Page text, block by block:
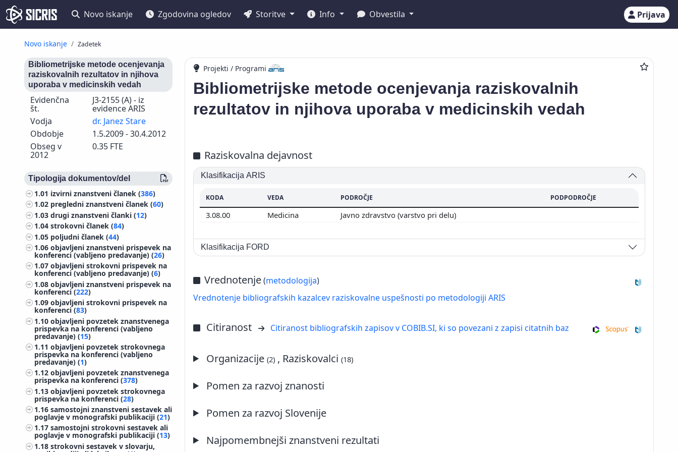
Novo iskanje Zgodovina ogledov Storitve Info Obvestila Prijava
Novo iskanje Zadetek
Bibliometrijske metode ocenjevanja
raziskovalnih rezultatov in njihova
uporaba v medicinskih vedah
Evidenčna
št.
J3-2155 (A) - iz
evidence ARIS
Vodja
dr. Janez Stare
Obdobje
1.5.2009 - 30.4.2012
Obseg v
2012
0.35 FTE
Tipologija dokumentov/del
1.01 izvirni znanstveni članek (386)
1.02 pregledni znanstveni članek (60)
1.03drugi znanstveni članki (12)
1.04strokovni članek (84)
1.05 poljudni članek (44)
1.06objavljeni znanstveni prispevek na
konferenci (vabljeno predavanje) (26)
1.07objavljeni strokovni prispevek na
konferenci (vabljeno predavanje) (6)
1.08objavljeni znanstveni prispevek na
konferenci (222)
1.09objavljeni strokovni prispevek na
konferenci (83)
1.10objavljeni povzetek znanstvenega
prispevka na konferenci (vabljeno
predavanje) (15)
1.11objavljeni povzetek strokovnega
prispevka na konferenci (vabljeno
predavanje) (1)
1.12objavljeni povzetek znanstvenega
prispevka na konferenci (378)
1.13objavljeni povzetek strokovnega
prispevka na konferenci (28)
1.16samostojni znanstveni sestavek ali
poglavje v monografski publikaciji (21)
1.17samostojni strokovni sestavek ali
poglavje v monografski publikaciji (13)
1.18strokovni sestavek v slovarju,
Projekti / Programi
Bibliometrijske metode ocenjevanja raziskovalnih
rezultatov in njihova uporaba v medicinskih vedah
Raziskovalna dejavnost
Klasifikacija ARIS
KODA VEDA PODROČJE PODPODROČJE
3.08.00 Medicina Javno zdravstvo (varstvo pri delu)
Klasifikacija FORD
Vrednotenje(metodologija)
Vrednotenje bibliografskih kazalcev raziskovalne uspešnosti po metodologiji ARIS
Citiranost Citiranost bibliografskih zapisov v COBIB.SI, ki so povezani z zapisi citatnih baz
Organizacije(2) , Raziskovalci(18)
Pomen za razvoj znanosti
Pomen za razvoj Slovenije
Najpomembnejši znanstveni rezultati